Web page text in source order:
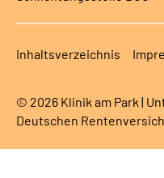
Inhaltsverzeichnis
© 2026 Klinik am Park |
Deutschen